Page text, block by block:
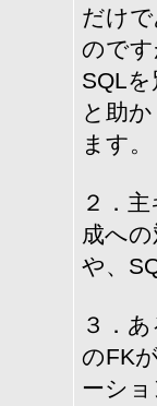
だけ
ので
SQL
と助
ます。
２．
成へ
や、
３．
のFK
ーシ